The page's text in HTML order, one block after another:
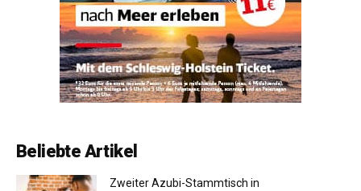
Beliebte Artikel
Zweiter Azubi-Stammtisch in